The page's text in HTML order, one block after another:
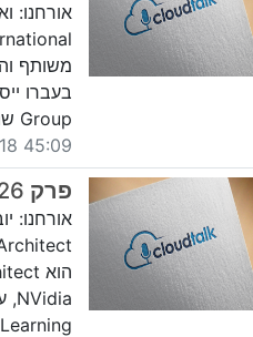
Group שהתמחתה
45:09 16/08/2018
פרק 26: GPU בענן
Learning. במסגרת